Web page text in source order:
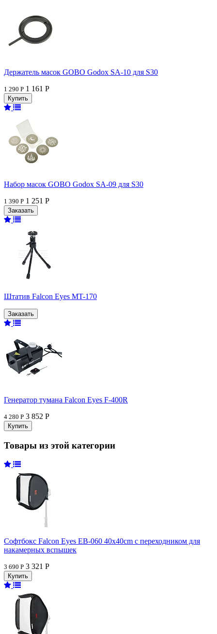
Держатель масок GOBO Godox SA-10 для S30
1 290 Р 1 161 Р
Набор масок GOBO Godox SA-09 для S30
1 390 Р 1 251 Р
Штатив Falcon Eyes MT-170
Генератор тумана Falcon Eyes F-400R
4 280 Р 3 852 Р
Товары из этой категории
Софтбокс Falcon Eyes EB-060 40x40cm с переходником для
накамерных вспышек
3 690 Р 3 321 Р